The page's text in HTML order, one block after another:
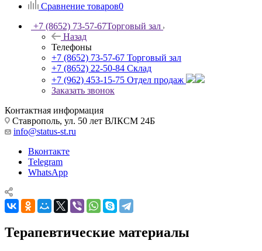
Сравнение товаров0
+7 (8652) 73-57-67Торговый зал
Назад
Телефоны
+7 (8652) 73-57-67 Торговый зал
+7 (8652) 22-50-84 Склад
+7 (962) 453-15-75 Отдел продаж
Заказать звонок
Контактная информация
Ставрополь, ул. 50 лет ВЛКСМ 24Б
info@status-st.ru
Вконтакте
Telegram
WhatsApp
Терапевтические материалы